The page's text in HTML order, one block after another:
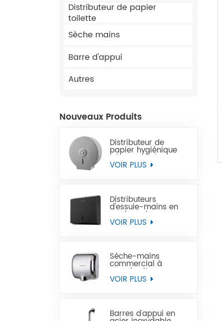
Distributeur de papier
toilette
Sèche mains
Barre d'appui
Autres
Nouveaux Produits
Distributeur de
papier hygiénique
géant en acier
inoxydable à
VOIR PLUS
Distributeurs
d'essuie-mains en
papier noir
commercial en acier
VOIR PLUS
Sèche-mains
commercial à
grande vitesse pour
les toilettes
VOIR PLUS
Barres d'appui en